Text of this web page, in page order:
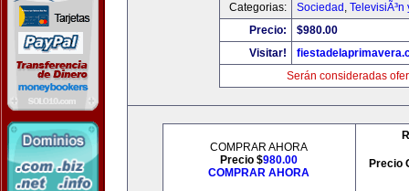
Categorias:
Sociedad , TelevisiÃ³n
Precio:
$980.00
Visitar!
Serán consideradas
COMPRAR AHORA
Precio $980.00
COMPRAR AHORA
Precio